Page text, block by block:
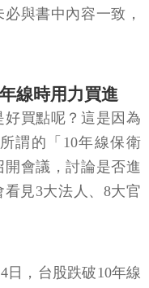
與書中內容一致，
線時用力買進
買點呢？這是因為
謂的「10年線保衛
會議，討論是否進
見3大法人、8大官
日，台股跌破10年線